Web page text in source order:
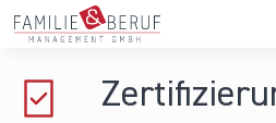
Direkt zum Inhalt